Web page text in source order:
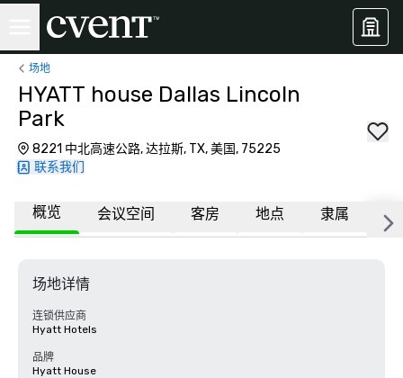
场地
HYATT house Dallas Lincoln
Park
8221 中北高速公路, 达拉斯, TX, 美国, 75225
联系我们
概览 会议空间 客房 地点 隶属 更
场地详情
连锁供应商
Hyatt Hotels
品牌
Hyatt House